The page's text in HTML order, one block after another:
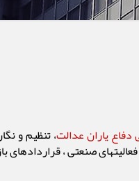
یاران عدالت، تنظیم و
صنعتی ،